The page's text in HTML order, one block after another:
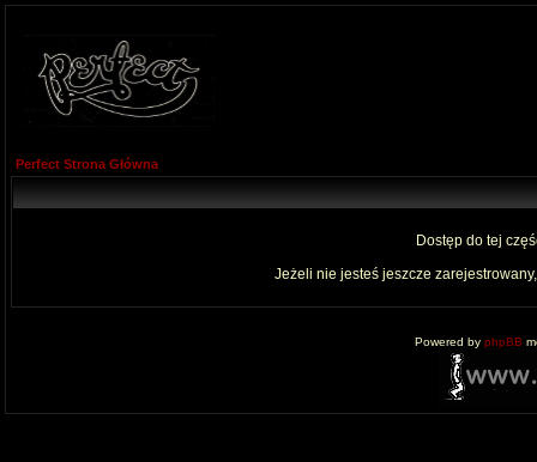
Perfect Strona Główna
Dostęp do tej
Jeżeli nie jesteś jeszcze
Powered by phpBB